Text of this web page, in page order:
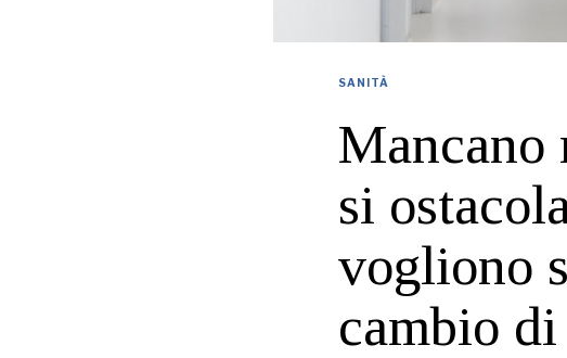
SANITÀ
Mancano
si
vogliono
cambio